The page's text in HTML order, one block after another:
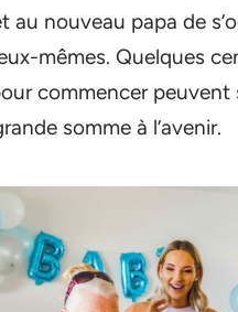
au nouveau papa de
mêmes. Quelques
commencer peuvent
somme à l’avenir.